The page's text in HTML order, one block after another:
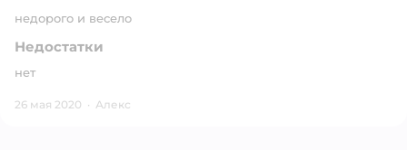
недорого и весело
Недостатки
нет
26 мая 2020 · Алекс